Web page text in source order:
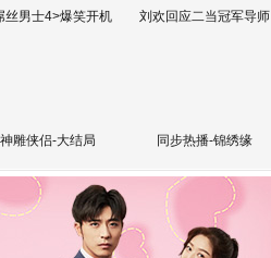
丝男士4>爆笑开机 刘欢回应二当冠军导师
神雕侠侣-大结局 同步热播-锦绣缘